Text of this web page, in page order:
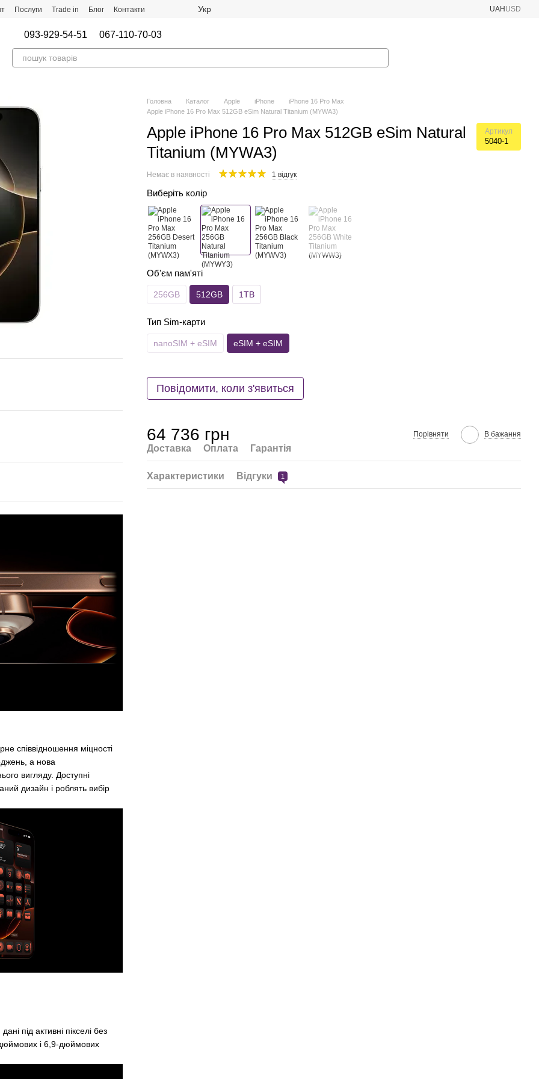
Послуги Trade in Блог Контакти Укр UAH USD
093-929-54-51 067-110-70-03
співвідношення міцності
а нова
вигляду. Доступні
дизайн і роблять вибір
під активні пікселі без
і 6,9-дюймових
Головна Каталог Apple iPhone
iPhone 16 Pro Max
Apple iPhone 16 Pro Max 512GB eSim Natural Titanium (MYWA3)
Apple iPhone 16 Pro Max 512GB eSim Natural
Titanium (MYWA3)
Артикул
5040-1
Немає в наявності 1 відгук
Виберіть колір
Об'єм пам'яті
256GB 512GB 1TB
Тип Sim-карти
nanoSIM + eSIM eSIM + eSIM
Повідомити, коли з'явиться
64 736 грн Порівняти В бажання
Доставка Оплата Гарантія
Характеристики Відгуки 1